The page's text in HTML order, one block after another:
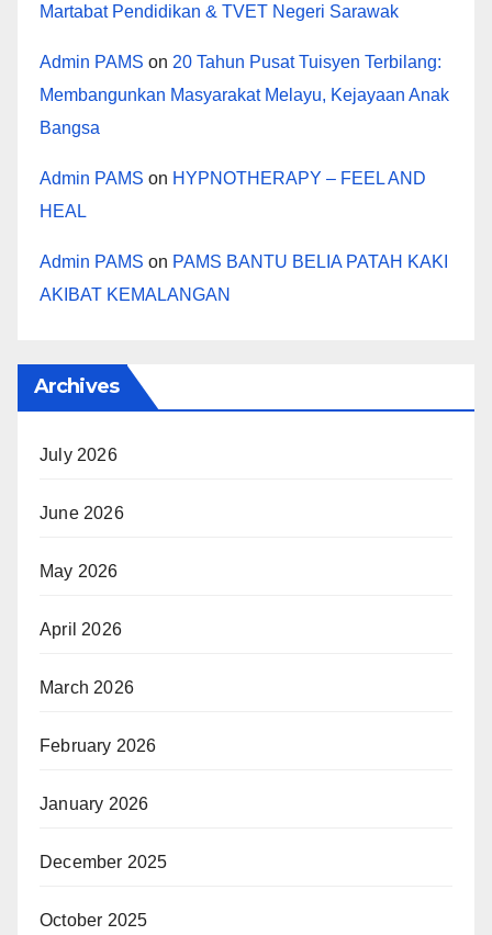
Martabat Pendidikan & TVET Negeri Sarawak
Admin PAMS on 20 Tahun Pusat Tuisyen Terbilang:
Membangunkan Masyarakat Melayu, Kejayaan Anak
Bangsa
Admin PAMS on HYPNOTHERAPY – FEEL AND
HEAL
Admin PAMS on PAMS BANTU BELIA PATAH KAKI
AKIBAT KEMALANGAN
Archives
July 2026
June 2026
May 2026
April 2026
March 2026
February 2026
January 2026
December 2025
October 2025